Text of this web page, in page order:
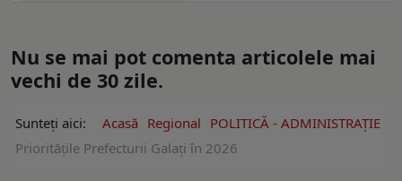
Nu se mai pot comenta articolele mai
vechi de 30 zile.
Sunteți aici: Acasă Regional POLITICĂ - ADMINISTRAŢIE
Prioritățile Prefecturii Galați în 2026